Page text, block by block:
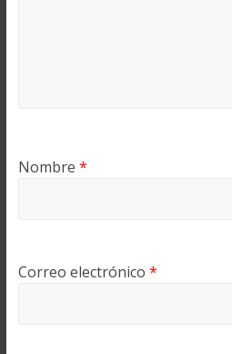
Nombre *
Correo electrónico *